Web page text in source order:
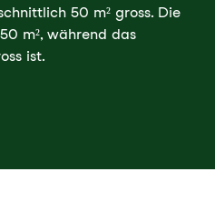
50 m² gross. Die
m², während das
ist.